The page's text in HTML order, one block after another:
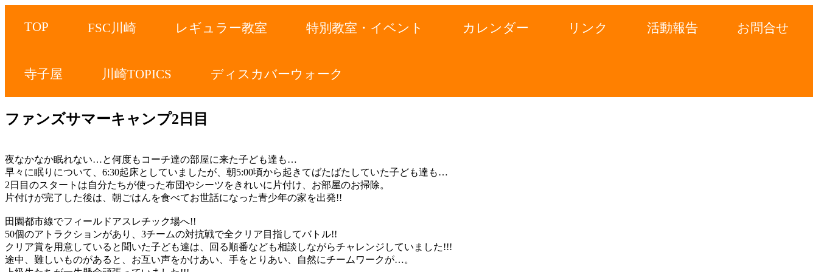
TOP FSC川崎 レギュラー教室 特別教室・イベント カレンダー リンク 活動報告 お問合せ
寺子屋 川崎TOPICS ディスカバーウォーク
ファンズサマーキャンプ2日目
夜なかなか眠れない…と何度もコーチ達の部屋に来た子ども達も…
早々に眠りについて、6:30起床としていましたが、朝5:00頃から起きてばたばたしていた子ども達も…
2日目のスタートは自分たちが使った布団やシーツをきれいに片付け、お部屋のお掃除。
片付けが完了した後は、朝ごはんを食べてお世話になった青少年の家を出発!!
田園都市線でフィールドアスレチック場へ!!
50個のアトラクションがあり、3チームの対抗戦で全クリア目指してバトル!!
クリア賞を用意していると聞いた子ども達は、回る順番なども相談しながらチャレンジしていました!!!
途中、難しいものがあると、お互い声をかけあい、手をとりあい、自然にチームワークが…。